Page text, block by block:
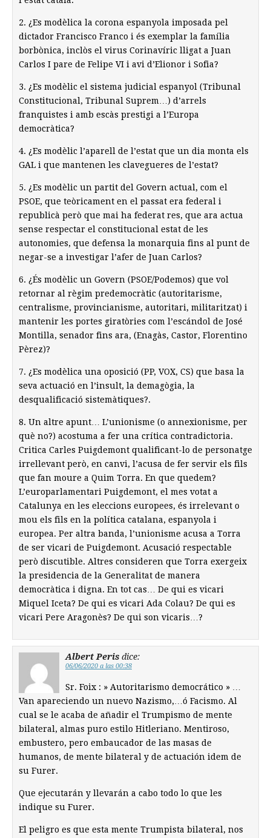
2. ¿Es modèlica la corona espanyola imposada pel
dictador Francisco Franco i és exemplar la família
borbònica, inclòs el virus Corinavíric lligat a Juan
Carlos I pare de Felipe VI i avi d’Elionor i Sofia?
3. ¿Es modèlic el sistema judicial espanyol (Tribunal
Constitucional, Tribunal Suprem…) d’arrels
franquistes i amb escàs prestigi a l’Europa
democràtica?
4. ¿Es modèlic l’aparell de l’estat que un dia monta els
GAL i que mantenen les clavegueres de l’estat?
5. ¿Es modèlic un partit del Govern actual, com el
PSOE, que teòricament en el passat era federal i
republicà però que mai ha federat res, que ara actua
sense respectar el constitucional estat de les
autonomies, que defensa la monarquia fins al punt de
negar-se a investigar l’afer de Juan Carlos?
6. ¿És modèlic un Govern (PSOE/Podemos) que vol
retornar al règim predemocràtic (autoritarisme,
centralisme, provincianisme, autoritari, militaritzat) i
mantenir les portes giratòries com l’escándol de José
Montilla, senador fins ara, (Enagàs, Castor, Florentino
Pèrez)?
7. ¿Es modèlica una oposició (PP, VOX, CS) que basa la
seva actuació en l’insult, la demagògia, la
desqualificació sistemàtiques?.
8. Un altre apunt… L’unionisme (o annexionisme, per
què no?) acostuma a fer una crítica contradictoria.
Critica Carles Puigdemont qualificant-lo de personatge
irrellevant però, en canvi, l’acusa de fer servir els fils
que fan moure a Quim Torra. En que quedem?
L’europarlamentari Puigdemont, el mes votat a
Catalunya en les eleccions europees, és irrelevant o
mou els fils en la política catalana, espanyola i
europea. Per altra banda, l’unionisme acusa a Torra
de ser vicari de Puigdemont. Acusació respectable
però discutible. Altres consideren que Torra exergeix
la presidencia de la Generalitat de manera
democràtica i digna. En tot cas… De qui es vicari
Miquel Iceta? De qui es vicari Ada Colau? De qui es
vicari Pere Aragonès? De qui son vicaris…?
Albert Peris dice:
06/06/2020 a las 00:38
Sr. Foix : » Autoritarismo democrático » …
Van apareciendo un nuevo Nazismo,…ó Facismo. Al
cual se le acaba de añadir el Trumpismo de mente
bilateral, almas puro estilo Hitleriano. Mentiroso,
embustero, pero embaucador de las masas de
humanos, de mente bilateral y de actuación idem de
su Furer.
Que ejecutarán y llevarán a cabo todo lo que les
indique su Furer.
El peligro es que esta mente Trumpista bilateral, nos